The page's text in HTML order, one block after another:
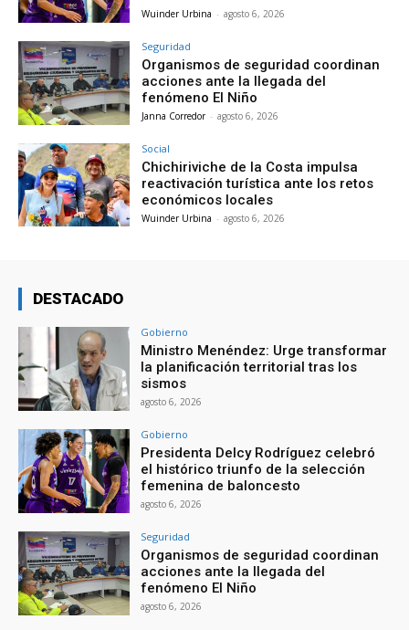
Wuinder Urbina - agosto 6, 2026
Seguridad
Organismos de seguridad coordinan
acciones ante la llegada del
fenómeno El Niño
Janna Corredor - agosto 6, 2026
Social
Chichiriviche de la Costa impulsa
reactivación turística ante los retos
económicos locales
Wuinder Urbina - agosto 6, 2026
DESTACADO
Gobierno
Ministro Menéndez: Urge transformar
la planificación territorial tras los
sismos
agosto 6, 2026
Gobierno
Presidenta Delcy Rodríguez celebró
el histórico triunfo de la selección
femenina de baloncesto
agosto 6, 2026
Seguridad
Organismos de seguridad coordinan
acciones ante la llegada del
fenómeno El Niño
agosto 6, 2026